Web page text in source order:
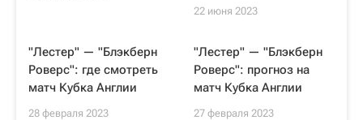
22 июня 2023
"Лестер" — "Блэкберн
Роверс": где смотреть
матч Кубка Англии
28 февраля 2023
"Лестер" — "Блэкберн
Роверс": прогноз на
матч Кубка Англии
27 февраля 2023